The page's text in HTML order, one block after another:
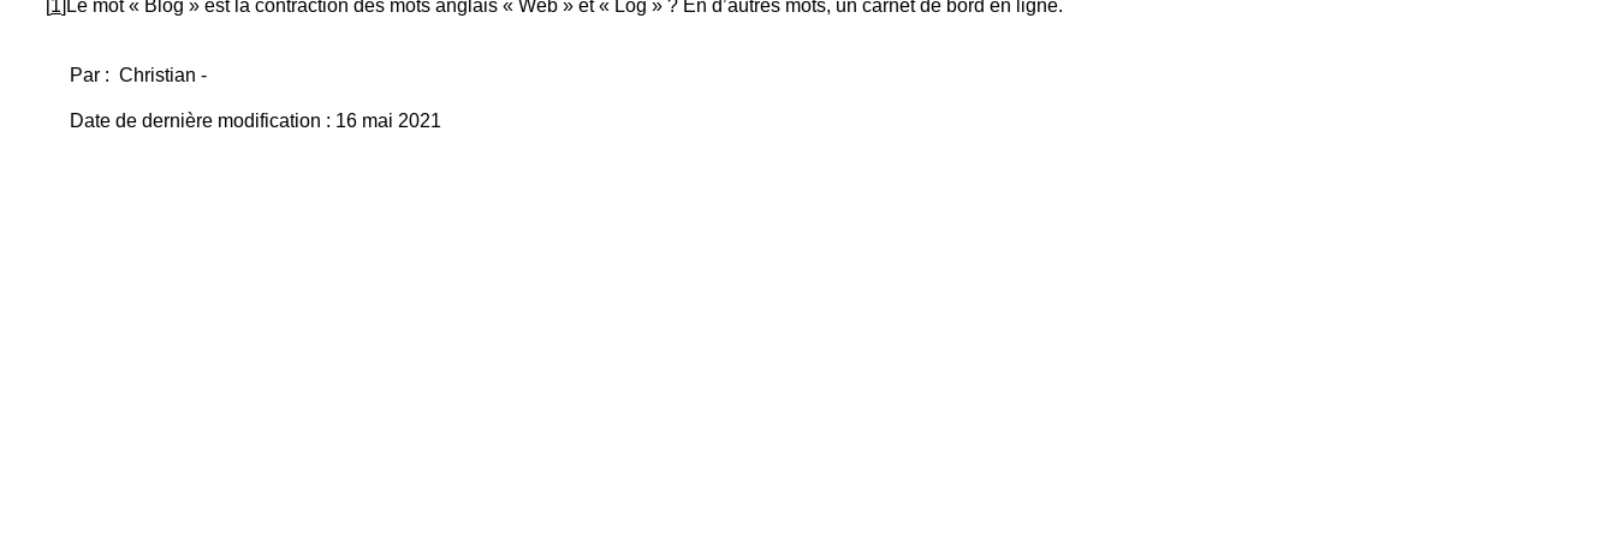
1 ]Le mot « Blog » est la contraction des mots anglais « Web » et « Log » ? En d’autres mots, un carnet de bord en ligne.
Par : Christian -
Date de dernière modification : 16 mai 2021